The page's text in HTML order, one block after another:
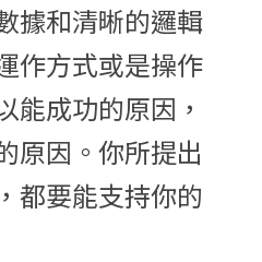
據和清晰的邏輯
作方式或是操作
能成功的原因，
原因。你所提出
都要能支持你的